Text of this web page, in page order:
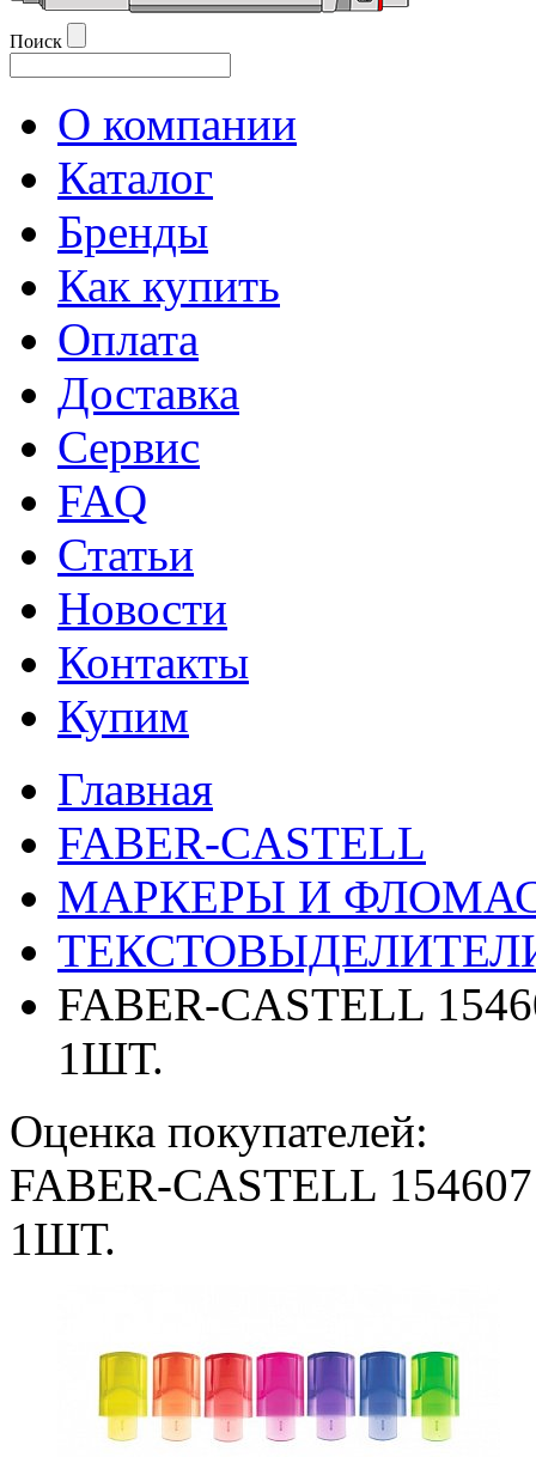
Поиск
О компании
Каталог
Бренды
Как купить
Оплата
Доставка
Сервис
FAQ
Статьи
Новости
Контакты
Купим
Главная
FABER-CASTELL
МАРКЕРЫ И
FABER-CASTELL
1ШТ.
Оценка покупателей:
FABER-CASTELL
1ШТ.